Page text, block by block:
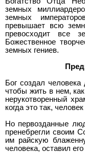
земных
земных
превышает всю
превосходит все
Божественное
земных гениев.
Бог создал
чтобы жить в нем,
нерукотворенный
когда это так,
Но первозданные
пренебрегли своим
им райскую
человека, оставил